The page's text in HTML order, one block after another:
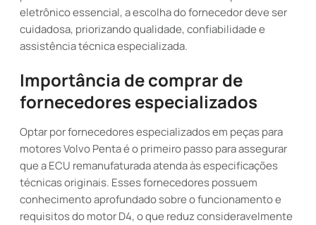
eletrônico essencial, a escolha do fornecedor deve ser
cuidadosa, priorizando qualidade, confiabilidade e
assistência técnica especializada.
Importância de comprar de
fornecedores especializados
Optar por fornecedores especializados em peças para
motores Volvo Penta é o primeiro passo para assegurar
que a ECU remanufaturada atenda às especificações
técnicas originais. Esses fornecedores possuem
conhecimento aprofundado sobre o funcionamento e
requisitos do motor D4, o que reduz consideravelmente